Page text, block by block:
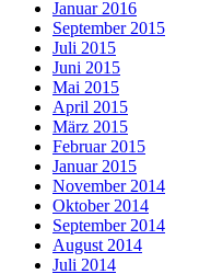
Januar 2016
September 2015
Juli 2015
Juni 2015
Mai 2015
April 2015
März 2015
Februar 2015
Januar 2015
November 2014
Oktober 2014
September 2014
August 2014
Juli 2014